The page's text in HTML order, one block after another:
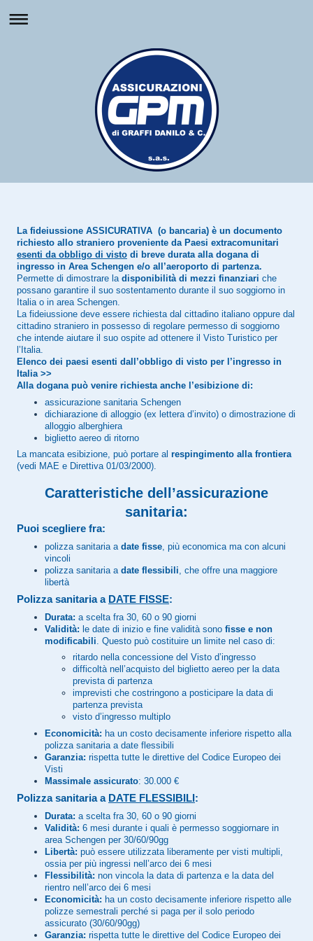
La fideiussione ASSICURATIVA (o bancaria) è un documento
richiesto allo straniero proveniente da Paesi extracomunitari
esenti da obbligo di visto di breve durata alla dogana di
ingresso in Area Schengen e/o all’aeroporto di partenza.
Permette di dimostrare la disponibilità di mezzi finanziari che
possano garantire il suo sostentamento durante il suo soggiorno in
Italia o in area Schengen.
La fideiussione deve essere richiesta dal cittadino italiano oppure dal
cittadino straniero in possesso di regolare permesso di soggiorno
che intende aiutare il suo ospite ad ottenere il Visto Turistico per
l’Italia.
Elenco dei paesi esenti dall’obbligo di visto per l’ingresso in
Italia >>
Alla dogana può venire richiesta anche l’esibizione di:
assicurazione sanitaria Schengen
dichiarazione di alloggio (ex lettera d’invito) o dimostrazione di
alloggio alberghiera
biglietto aereo di ritorno
La mancata esibizione, può portare al respingimento alla frontiera
(vedi MAE e Direttiva 01/03/2000).
Caratteristiche dell’assicurazione
sanitaria:
Puoi scegliere fra:
polizza sanitaria a date fisse , più economica ma con alcuni
vincoli
polizza sanitaria a date flessibili , che offre una maggiore
libertà
Polizza sanitaria a DATE FISSE:
Durata: a scelta fra 30, 60 o 90 giorni
Validità: le date di inizio e fine validità sono fisse e non
modificabili . Questo può costituire un limite nel caso di:
ritardo nella concessione del Visto d’ingresso
difficoltà nell’acquisto del biglietto aereo per la data
prevista di partenza
imprevisti che costringono a posticipare la data di
partenza prevista
visto d’ingresso multiplo
Economicità: ha un costo decisamente inferiore rispetto alla
polizza sanitaria a date flessibili
Garanzia: rispetta tutte le direttive del Codice Europeo dei
Visti
Massimale assicurato: 30.000 €
Polizza sanitaria a DATE FLESSIBILI:
Durata: a scelta fra 30, 60 o 90 giorni
Validità: 6 mesi durante i quali è permesso soggiornare in
area Schengen per 30/60/90gg
Libertà: può essere utilizzata liberamente per visti multipli,
ossia per più ingressi nell’arco dei 6 mesi
Flessibilità: non vincola la data di partenza e la data del
rientro nell’arco dei 6 mesi
Economicità: ha un costo decisamente inferiore rispetto alle
polizze semestrali perché si paga per il solo periodo
assicurato (30/60/90gg)
Garanzia: rispetta tutte le direttive del Codice Europeo dei